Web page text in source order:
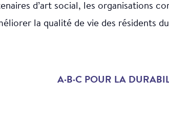
sanitaires
d’art social, les organisations
la qualité de vie des résidents
A∙B∙C POUR LA